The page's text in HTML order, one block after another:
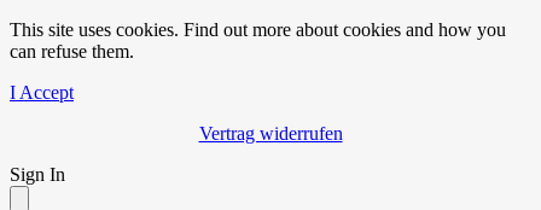
This site uses cookies. Find out more about cookies and how you
can refuse them.
I Accept
Vertrag widerrufen
Sign In